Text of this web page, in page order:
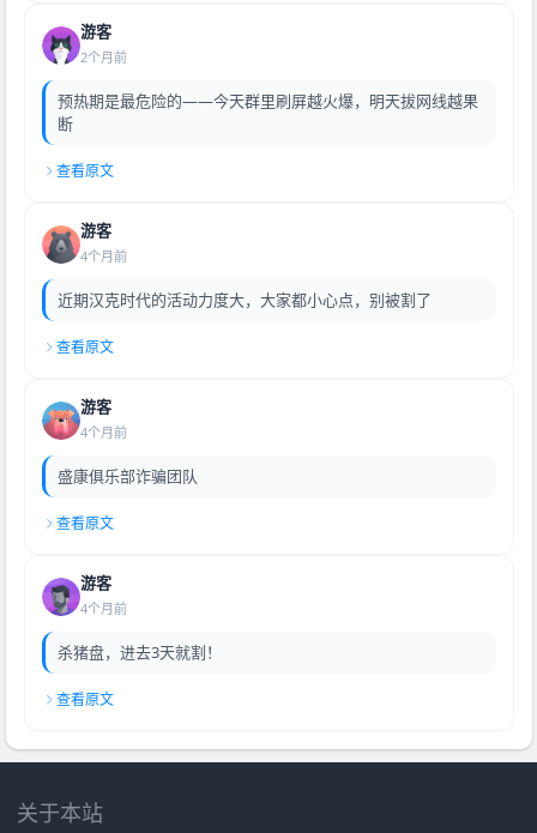
游客
2个月前
预热期是最危险的——今天群里刷屏越火爆，明天拔网线越果
断
查看原文
游客
4个月前
近期汉克时代的活动力度大，大家都小心点，别被割了
查看原文
游客
4个月前
盛康俱乐部诈骗团队
查看原文
游客
4个月前
杀猪盘，进去3天就割！
查看原文
关于本站